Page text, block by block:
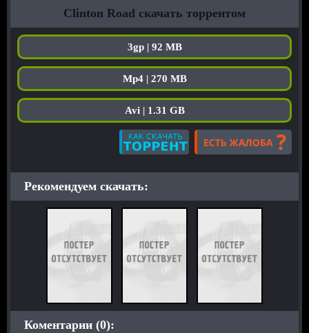
Clinton Road скачать торрентом
3gp | 92 MB
Mp4 | 270 MB
Avi | 1.31 GB
Рекомендуем скачать:
Коментарии (0):